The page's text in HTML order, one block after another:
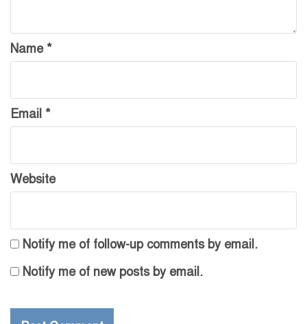
Name *
Email *
Website
Notify me of follow-up comments by email.
Notify me of new posts by email.